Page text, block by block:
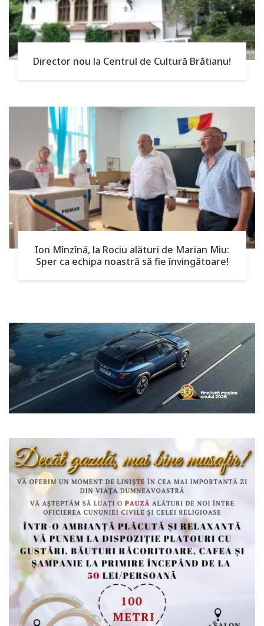
Director nou la Centrul de Cultură Brătianu!
Ion Mînzînă, la Rociu alături de Marian Miu:
Sper ca echipa noastră să fie învingătoare!